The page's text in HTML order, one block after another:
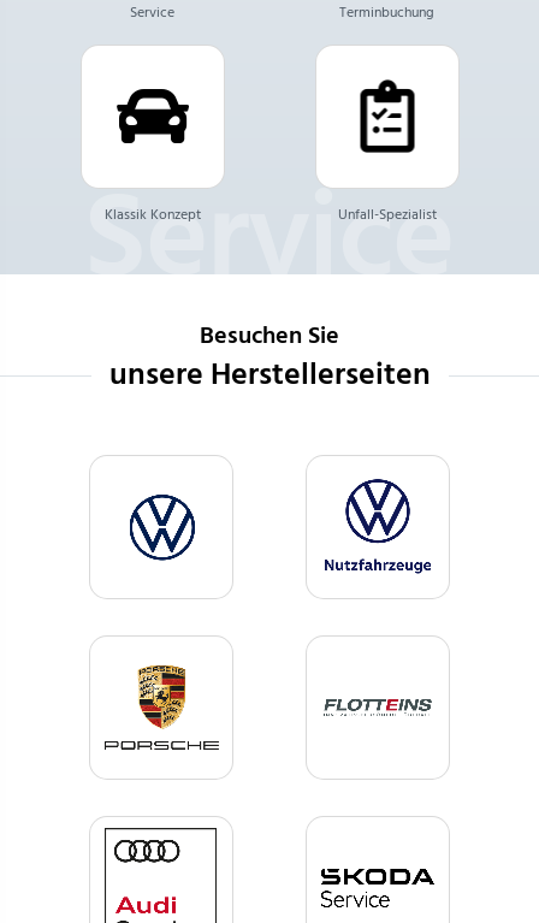
Service Terminbuchung
Klassik Konzept Unfall-Spezialist
Besuchen Sie
unsere Herstellerseiten